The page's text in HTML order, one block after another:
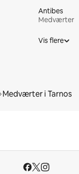
Antibes
Medværter
Vis flere
Medværter i Tarnos